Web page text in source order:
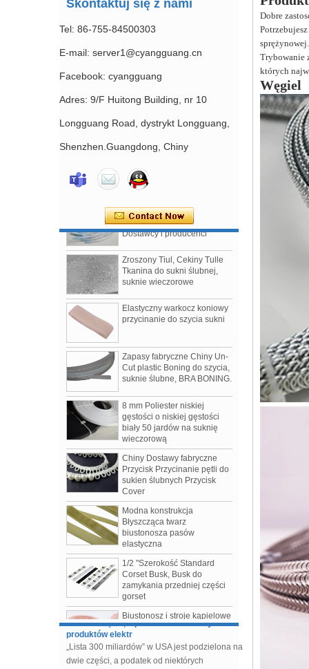
Skontaktuj się z nami
Tel: 86-755-84500303
E-mail: server1@cyangguang.cn
Facebook: cyangguang
Adres: 9/F Huitong Building, nr 10
Longguang Road, dystrykt Longguang,
Shenzhen.Guangdong, Chiny
Suwak biustonosza
niklu Chiny Fabryka
biustonoszy
Biustonosze z fiszbinami
Dostawcy i producenci
Zroszony Tiul, Cekiny Tulle
suknie wieczorowe
Elastyczny warkocz koniowy
suknie ślubne, BRA BONING.
8 mm Poliester niskiej
biały 50 jardów na suknię
wieczorową
Chiny Dostawy fabryczne
Przycisk Przycinanie pętli do
sukien ślubnych Przycisk
Cover
Modna konstrukcja
Błyszcząca twarz
biustonosza pasów
elastyczna
1/2 "Szerokość Standard
Corset Busk, Busk do
zamykania przedniej części
gorset
Biustonosz i stroje kąpielowe
Akcesoria Biustonosz Futerał
z bawełnianą osłoną
Suwak biustonosza
powlekany nylonem bez
niklu Chiny Fabryka
Odzież damska jesień / zima 2019
3 najczęściej dyskutowane o serialach sezonu
1.Tomo Koizumi
2.Bottega Veneta
3.Prada
„Lista 300 miliardów” w USA jest podzielona
na dwie części, a podatek od niektórych
produktów elektr
„Lista 300 miliardów” w USA jest podzielona na
dwie części, a podatek od niektórych
produktów elektronicznych i części odzieży
przedłuża się do grudnia.
Dobre
Trybowanie
których
Węgiel